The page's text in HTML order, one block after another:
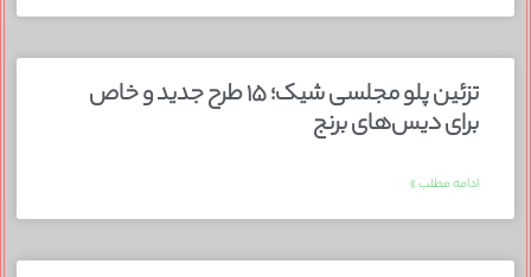
تزئین پلو مجلسی شیک؛ ۱۵ طرح جدید و خاص
برای دیس‌های برنج
ادامه مطلب »